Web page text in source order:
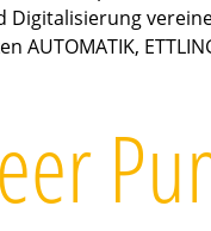
Digitalisierung